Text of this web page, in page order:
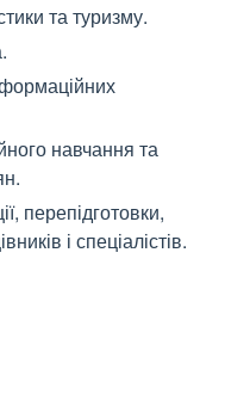
та туризму.
навчання та
перепідготовки,
і спеціалістів.